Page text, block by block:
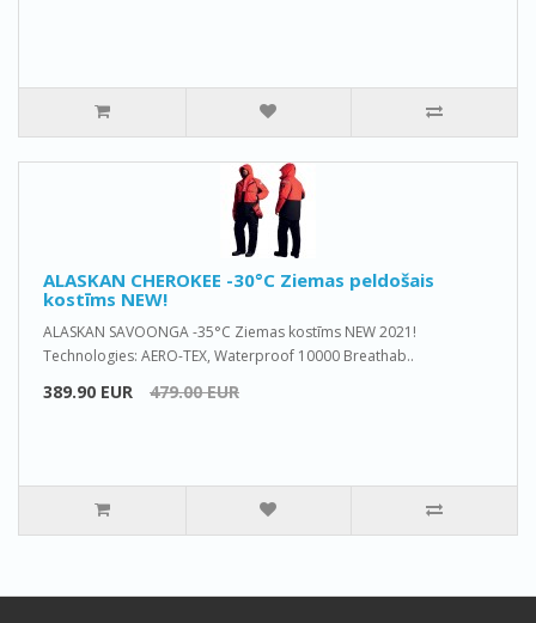
ALASKAN CHEROKEE -30°C Ziemas peldošais
kostīms NEW!
ALASKAN SAVOONGA -35°C Ziemas kostīms NEW 2021!
Technologies: AERO-TEX, Waterproof 10000 Breathab..
389.90 EUR 479.00 EUR